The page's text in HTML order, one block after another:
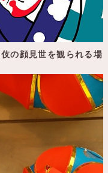
の顔見世を観られる場